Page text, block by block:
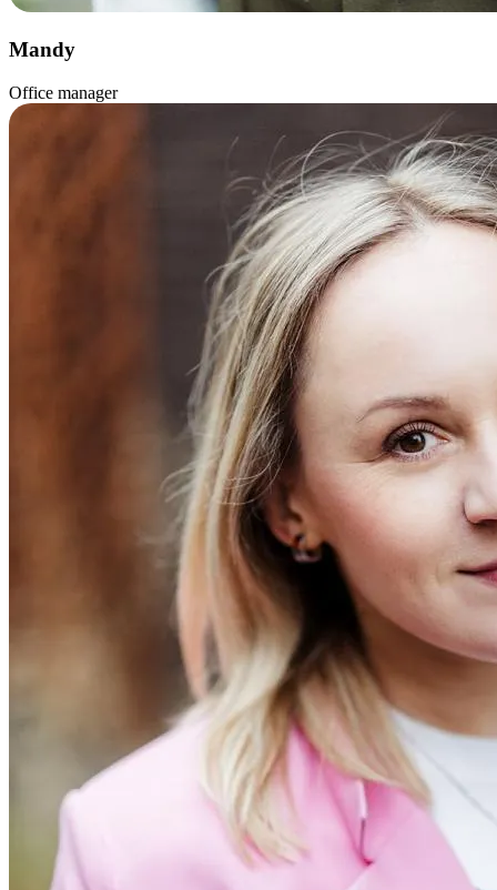
Mandy
Office manager